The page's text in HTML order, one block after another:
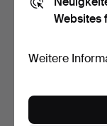
datiert 1884.
Sie können auch in
Websites
Weitere